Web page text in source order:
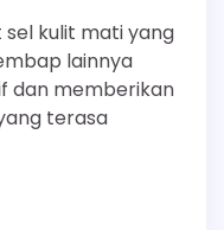
kulit mati yang
lainnya
dan memberikan
terasa